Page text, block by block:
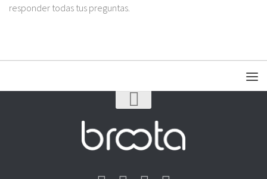
responder todas tus preguntas.